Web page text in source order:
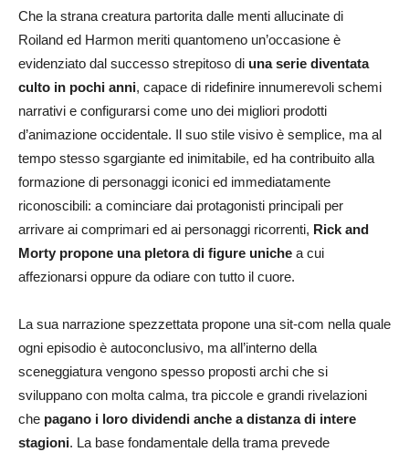
Che la strana creatura partorita dalle menti allucinate di
Roiland ed Harmon meriti quantomeno un’occasione è
evidenziato dal successo strepitoso di una serie diventata
culto in pochi anni, capace di ridefinire innumerevoli schemi
narrativi e configurarsi come uno dei migliori prodotti
d’animazione occidentale. Il suo stile visivo è semplice, ma al
tempo stesso sgargiante ed inimitabile, ed ha contribuito alla
formazione di personaggi iconici ed immediatamente
riconoscibili: a cominciare dai protagonisti principali per
arrivare ai comprimari ed ai personaggi ricorrenti, Rick and
Morty propone una pletora di figure uniche a cui
affezionarsi oppure da odiare con tutto il cuore.
La sua narrazione spezzettata propone una sit-com nella quale
ogni episodio è autoconclusivo, ma all’interno della
sceneggiatura vengono spesso proposti archi che si
sviluppano con molta calma, tra piccole e grandi rivelazioni
che pagano i loro dividendi anche a distanza di intere
stagioni. La base fondamentale della trama prevede